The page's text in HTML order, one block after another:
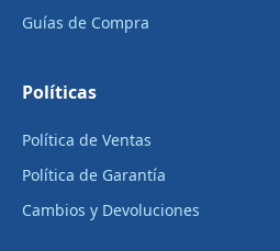
Guías de Compra
Políticas
Política de Ventas
Política de Garantía
Cambios y Devoluciones